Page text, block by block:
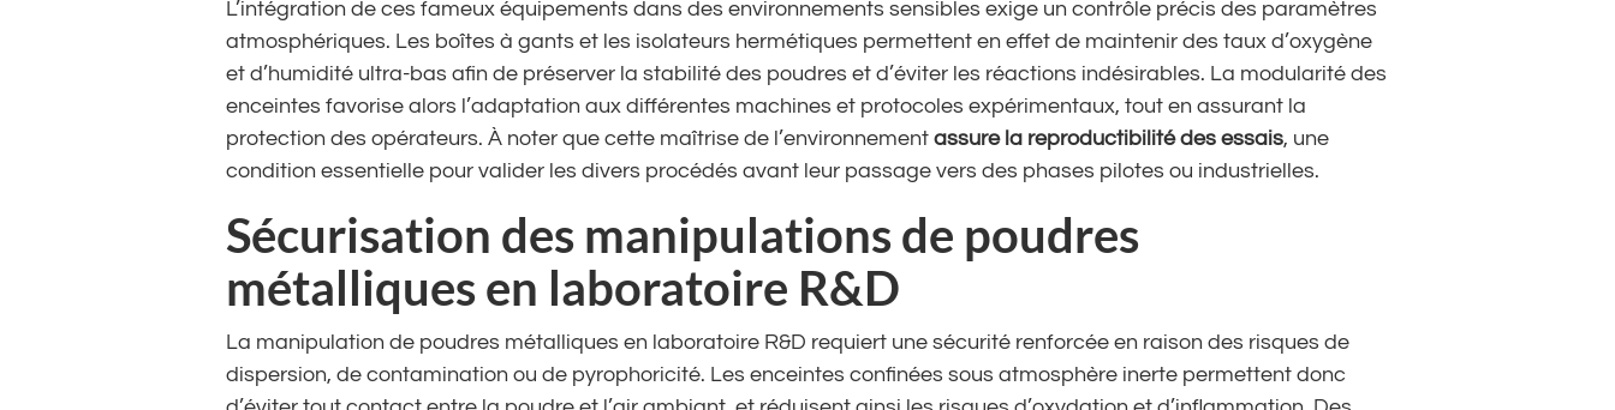
L’intégration de ces fameux équipements dans des environnements sensibles exige un contrôle précis des paramètres
atmosphériques. Les boîtes à gants et les isolateurs hermétiques permettent en effet de maintenir des taux d’oxygène
et d’humidité ultra-bas afin de préserver la stabilité des poudres et d’éviter les réactions indésirables. La modularité des
enceintes favorise alors l’adaptation aux différentes machines et protocoles expérimentaux, tout en assurant la
protection des opérateurs. À noter que cette maîtrise de l’environnementassure la reproductibilité des essais, une
condition essentielle pour valider les divers procédés avant leur passage vers des phases pilotes ou industrielles.
Sécurisation des manipulations de poudres
métalliques en laboratoire R&D
La manipulation de poudres métalliques en laboratoire R&D requiert une sécurité renforcée en raison des risques de
dispersion, de contamination ou de pyrophoricité. Les enceintes confinées sous atmosphère inerte permettent donc